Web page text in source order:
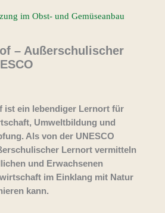
im Obst- und Gemüseanbau
– Außerschulischer
ist ein lebendiger Lernort für
Umweltbildung und
Als von der UNESCO
Lernort vermitteln
und Erwachsenen
im Einklang mit Natur
kann.